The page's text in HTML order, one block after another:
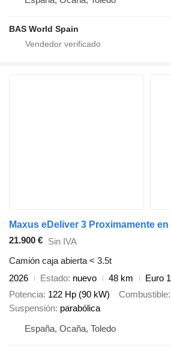
BAS World Spain
21.900 € Sin IVA
Camión caja abierta < 3.5t
2026
Estado nuevo 48 km
Euro 1
Potencia 122 Hp (90 kW) Combustible
Suspensión parabólica
España, Ocaña, Toledo